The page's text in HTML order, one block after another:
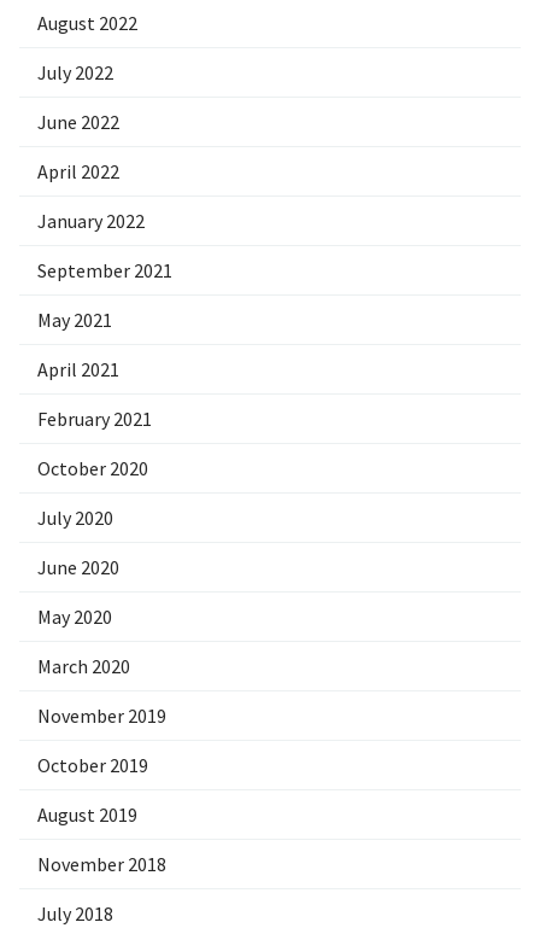
August 2022
July 2022
June 2022
April 2022
January 2022
September 2021
May 2021
April 2021
February 2021
October 2020
July 2020
June 2020
May 2020
March 2020
November 2019
October 2019
August 2019
November 2018
July 2018